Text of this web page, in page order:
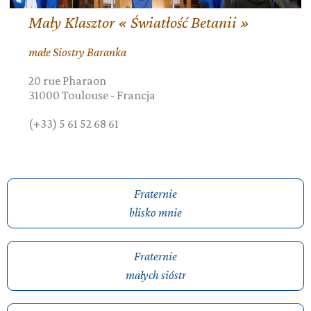
Mały Klasztor « Światłość Betanii »
małe Siostry Baranka
20 rue Pharaon
31000 Toulouse - Francja
(+33) 5 61 52 68 61
Fraternie
blisko mnie
Fraternie
małych sióstr